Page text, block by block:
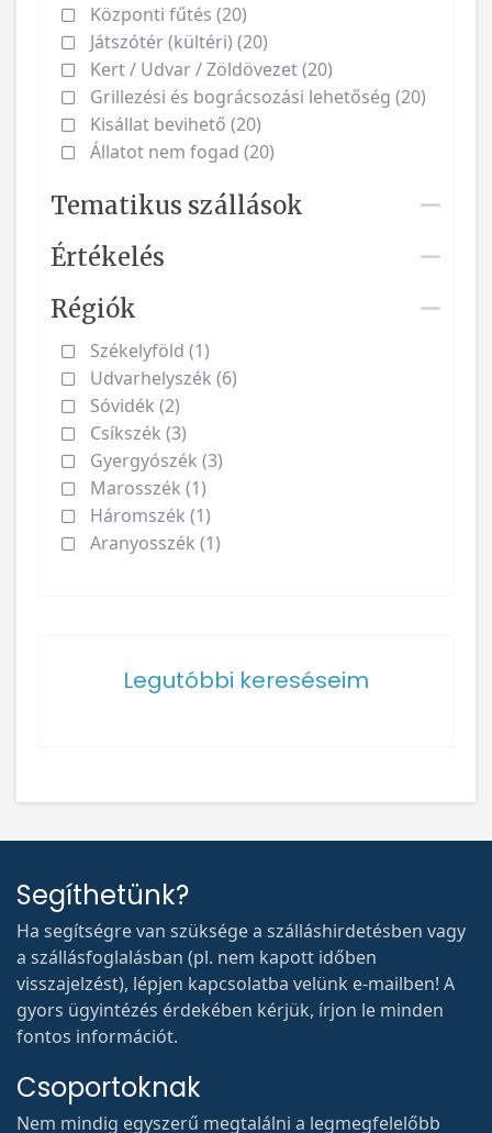
Központi fűtés (20)
Játszótér (kültéri) (20)
Kert / Udvar / Zöldövezet (20)
Grillezési és bográcsozási lehetőség (20)
Kisállat bevihető (20)
Állatot nem fogad (20)
Tematikus szállások
Értékelés
Régiók
Székelyföld (1)
Udvarhelyszék (6)
Sóvidék (2)
Csíkszék (3)
Gyergyószék (3)
Marosszék (1)
Háromszék (1)
Aranyosszék (1)
Legutóbbi kereséseim
Segíthetünk?
Ha segítségre van szüksége a szálláshirdetésben vagy
a szállásfoglalásban (pl. nem kapott időben
visszajelzést), lépjen kapcsolatba velünk e-mailben! A
gyors ügyintézés érdekében kérjük, írjon le minden
fontos információt.
Csoportoknak
Nem mindig egyszerű megtalálni a legmegfelelőbb